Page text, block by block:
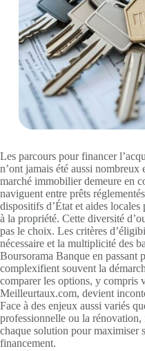
Les parcours pour financer
n’ont jamais été aussi
marché immobilier demeure en
naviguent entre prêts
dispositifs d’État et aides
à la propriété. Cette diversité
pas le choix. Les critères
nécessaire et la multiplicité des
Boursorama Banque en
complexifient souvent la
comparer les options, y compris
Meilleurtaux.com, devient
Face à des enjeux aussi variés
professionnelle ou la
chaque solution pour maximiser
financement.